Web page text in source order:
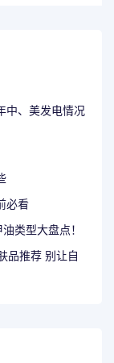
中、美发电情况
必看
类型大盘点！
品推荐 别让自